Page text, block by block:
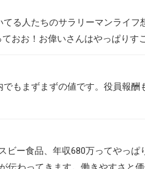
る人たちのサラリーマンライフ
おお！お偉いさんはやっぱりす
もまずまずの値です。役員報酬
ビー食品、年収680万ってやっぱ